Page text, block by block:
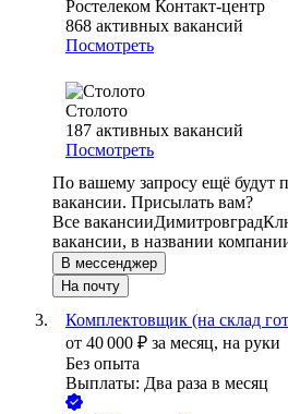
Ростелеком Контакт-центр
868 активных вакансий
Посмотреть
Столото
187 активных вакансий
Посмотреть
По вашему запросу ещё будут
вакансии. Присылать вам?
Все вакансииДимитровград
вакансии, в названии
В мессенджер
На почту
Комплектовщик (на склад
от 40 000 ₽ за месяц, на руки
Без опыта
Выплаты: Два раза в месяц